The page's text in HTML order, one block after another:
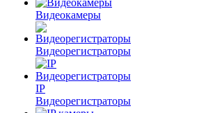
Видеокамеры
Видеорегистраторы
IP
Видеорегистраторы